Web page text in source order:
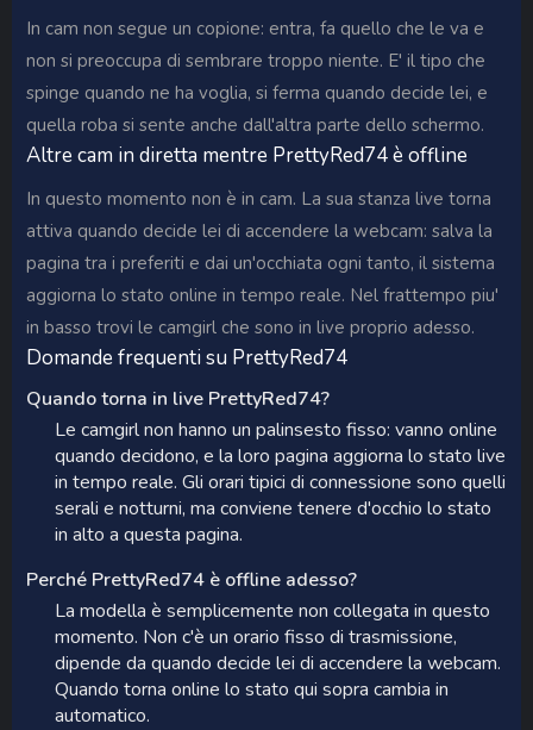
In cam non segue un copione: entra, fa quello che le va e
non si preoccupa di sembrare troppo niente. E' il tipo che
spinge quando ne ha voglia, si ferma quando decide lei, e
quella roba si sente anche dall'altra parte dello schermo.
Altre cam in diretta mentre PrettyRed74 è offline
In questo momento non è in cam. La sua stanza live torna
attiva quando decide lei di accendere la webcam: salva la
pagina tra i preferiti e dai un'occhiata ogni tanto, il sistema
aggiorna lo stato online in tempo reale. Nel frattempo piu'
in basso trovi le camgirl che sono in live proprio adesso.
Domande frequenti su PrettyRed74
Quando torna in live PrettyRed74?
Le camgirl non hanno un palinsesto fisso: vanno online
quando decidono, e la loro pagina aggiorna lo stato live
in tempo reale. Gli orari tipici di connessione sono quelli
serali e notturni, ma conviene tenere d'occhio lo stato
in alto a questa pagina.
Perché PrettyRed74 è offline adesso?
La modella è semplicemente non collegata in questo
momento. Non c'è un orario fisso di trasmissione,
dipende da quando decide lei di accendere la webcam.
Quando torna online lo stato qui sopra cambia in
automatico.